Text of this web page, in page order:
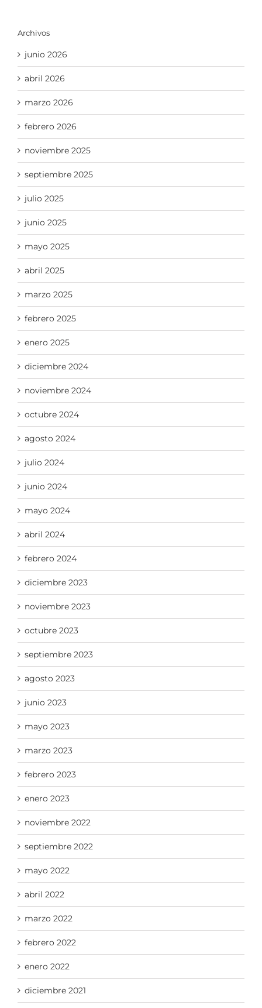
Archivos
junio 2026
abril 2026
marzo 2026
febrero 2026
noviembre 2025
septiembre 2025
julio 2025
junio 2025
mayo 2025
abril 2025
marzo 2025
febrero 2025
enero 2025
diciembre 2024
noviembre 2024
octubre 2024
agosto 2024
julio 2024
junio 2024
mayo 2024
abril 2024
febrero 2024
diciembre 2023
noviembre 2023
octubre 2023
septiembre 2023
agosto 2023
junio 2023
mayo 2023
marzo 2023
febrero 2023
enero 2023
noviembre 2022
septiembre 2022
mayo 2022
abril 2022
marzo 2022
febrero 2022
enero 2022
diciembre 2021